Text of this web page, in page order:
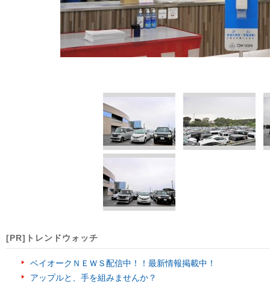
[PR]トレンドウォッチ
ベイオークＮＥＷＳ配信中！！最新情報掲載中！
アップルと、手を組みませんか？